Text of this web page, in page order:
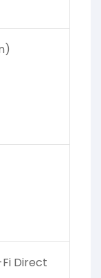
Fi Direct